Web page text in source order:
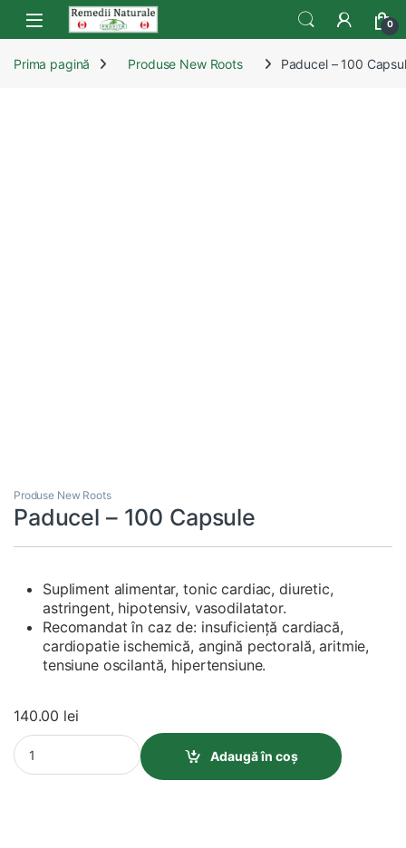
Skip to navigation
Skip to content
Open 0
Prima pagină Produse New Roots Paducel – 100
Produse New Roots
Paducel – 100 Capsule
Supliment alimentar, tonic cardiac, diuretic,
astringent, hipotensiv, vasodilatator.
Recomandat în caz de: insuficienţă cardiacă,
cardiopatie ischemică, angină pectorală, aritmie,
tensiune oscilantă, hipertensiune.
140.00 lei
Paducel - 100 Capsule quantity
Adaugă în coș